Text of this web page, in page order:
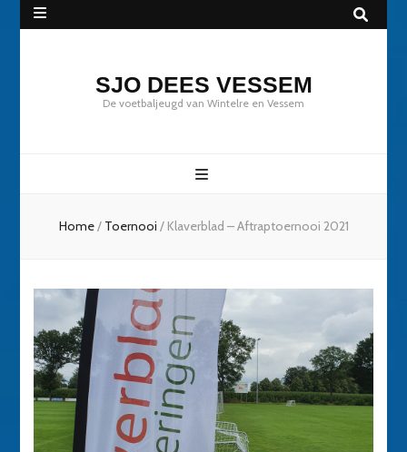
SJO DEES VESSEM
De voetbaljeugd van Wintelre en Vessem
Home/ Toernooi / Klaverblad – Aftraptoernooi 2021